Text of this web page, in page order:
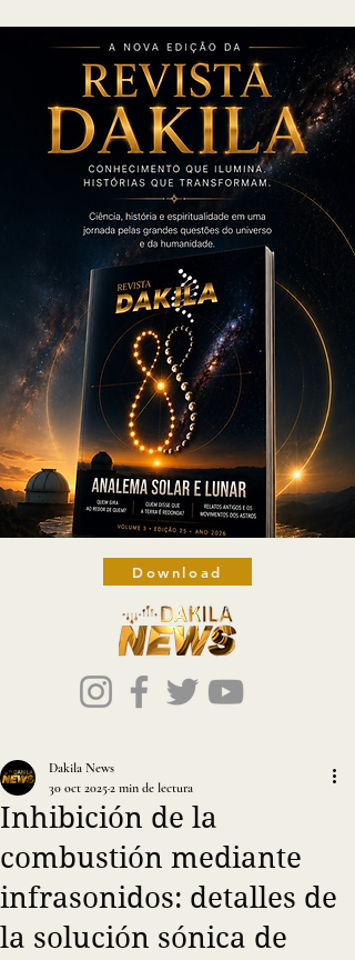
Download
Inhibición de la
combustión mediante
infrasonidos: detalles de
la solución sónica de
Dakila News
30 oct 20252 min de lectura